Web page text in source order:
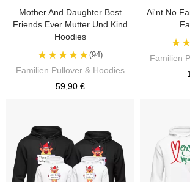
Mother And Daughter Best
Friends Ever Mutter Und Kind
Hoodies
★★★★★(94)
Familien Pullover & Hoodies
59,90 €
Ai'nt No
Familien